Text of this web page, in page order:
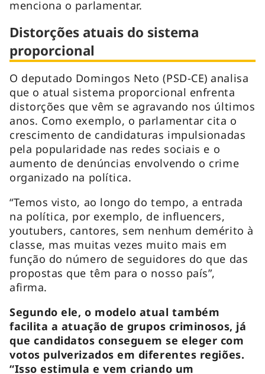
menciona o parlamentar.
Distorções atuais do sistema
proporcional
O deputado Domingos Neto (PSD-CE) analisa
que o atual sistema proporcional enfrenta
distorções que vêm se agravando nos últimos
anos. Como exemplo, o parlamentar cita o
crescimento de candidaturas impulsionadas
pela popularidade nas redes sociais e o
aumento de denúncias envolvendo o crime
organizado na política.
“Temos visto, ao longo do tempo, a entrada
na política, por exemplo, de influencers,
youtubers, cantores, sem nenhum demérito à
classe, mas muitas vezes muito mais em
função do número de seguidores do que das
propostas que têm para o nosso país”,
afirma.
Segundo ele, o modelo atual também
facilita a atuação de grupos criminosos, já
que candidatos conseguem se eleger com
votos pulverizados em diferentes regiões.
“Isso estimula e vem criando um